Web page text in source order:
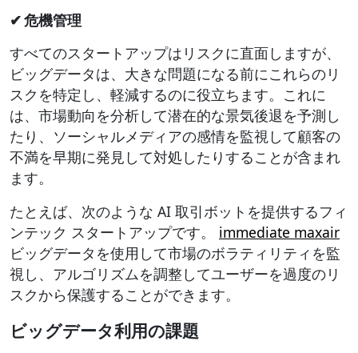
✔ 危機管理
すべてのスタートアップはリスクに直面しますが、
ビッグデータは、大きな問題になる前にこれらのリ
スクを特定し、軽減するのに役立ちます。これに
は、市場動向を分析して潜在的な景気後退を予測し
たり、ソーシャルメディアの感情を監視して顧客の
不満を早期に発見して対処したりすることが含まれ
ます。
たとえば、次のような AI 取引ボットを提供するフィ
ンテック スタートアップです。 immediate maxair
ビッグデータを使用して市場のボラティリティを監
視し、アルゴリズムを調整してユーザーを過度のリ
スクから保護することができます。
ビッグデータ利用の課題